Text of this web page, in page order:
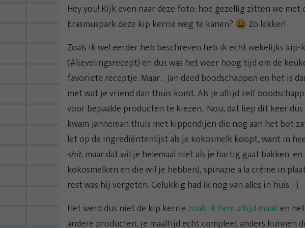
Hey you! Kijk even naar deze foto; hoe gezellig zitten we
Erasmuspark deze kip kerrie weg te kanen? 😀 Zo lekker!
Zoals ik wel eerder heb beschreven heb ik echt wekelijks
(#lievelingsrecept) en dus was het weer hoog tijd om de
favoriete receptje. Maar… Jan deed boodschappen en het is
met wat je vriend dan thuis komt. Als je altijd zelf
voor bepaalde producten te kiezen.. Nou, dat liep dit keer dus
kwam Janneman thuis met kippendijen die nog aan het bot
let op de ingrediëntenlijst als je kokosmelk koopt, want in
shit, maar dat wil je helemaal niet als je hartig gaat bakken;
kokosmelken en die wil je hebben), spinazie a la crème in
rest was hij vergeten. Gelukkig had ik nog van alles in huis ;-).
Het werd dus niet de kip kerrie zoals ik hem altijd maaken
andere producten, je maaltijd echt compleet anders kunnen